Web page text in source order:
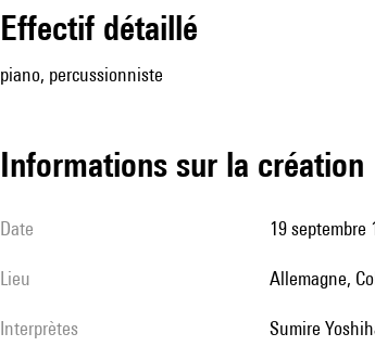
effectif détaillé
piano, percussionniste
informations sur la création
date 19 septembre
lieu Allemagne,
interprètes Sumire